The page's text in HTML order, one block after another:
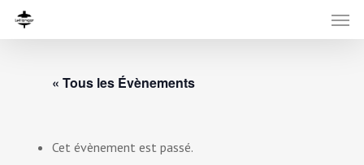
« Tous les Évènements
Cet évènement est passé.